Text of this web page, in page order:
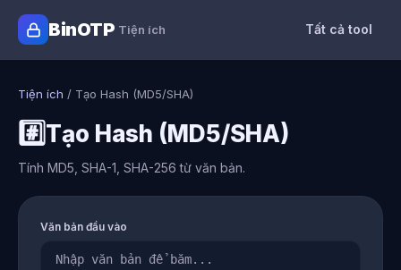
BinOTP Tiện ích Tất cả tool
Tiện ích / Tạo Hash (MD5/SHA)
#️⃣Tạo Hash (MD5/SHA)
Tính MD5, SHA-1, SHA-256 từ văn bản.
Văn bản đầu vào